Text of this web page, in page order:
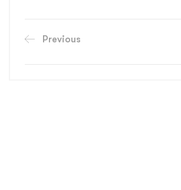
Previous